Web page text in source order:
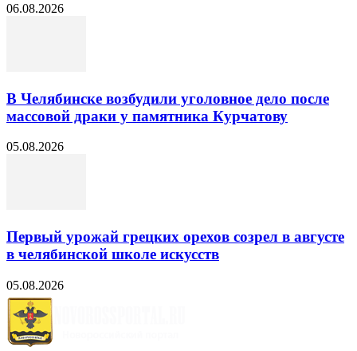
06.08.2026
В Челябинске возбудили уголовное дело после
массовой драки у памятника Курчатову
05.08.2026
Первый урожай грецких орехов созрел в августе
в челябинской школе искусств
05.08.2026